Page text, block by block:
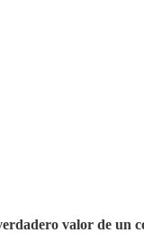
valor de un